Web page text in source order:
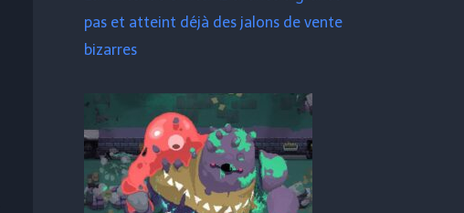
pas et atteint déjà des jalons de vente
bizarres